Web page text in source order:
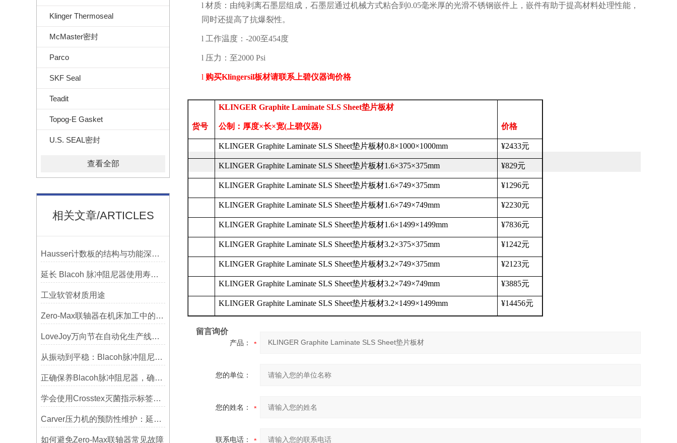
Klinger Thermoseal
McMaster密封
Parco
SKF Seal
Teadit
Topog-E Gasket
U.S. SEAL密封
查看全部
相关文章/ARTICLES
Hausser计数板的结构与功能深度解析
延长 Blacoh 脉冲阻尼器使用寿命的维护技巧大公开
工业软管材质用途
Zero-Max联轴器在机床加工中的应用及精度保证方法
LoveJoy万向节在自动化生产线中的核心作用
从振动到平稳：Blacoh脉冲阻尼器在泵系统中的应用
正确保养Blacoh脉冲阻尼器，确保长期稳定运行
学会使用Crosstex灭菌指示标签提高无菌保证水平
Carver压力机的预防性维护：延长使用寿命的技巧
如何避免Zero-Max联轴器常见故障
l 材质：由纯剥离石墨层组成，石墨层通过机械方式粘合到 0.05毫米厚的光滑不锈钢嵌件上，嵌件有助于提高材料处理性能，
同时还提高了抗爆裂性。
l 工作温度： -200至454度
l 压力：至2000 Psi
l 购买Klingersil板材请联系上碧仪器询价格
货号
KLINGER Graphite Laminate SLS Sheet垫片板材
公制：厚度×长×宽( 上碧仪器) 价格
KLINGER Graphite Laminate SLS Sheet垫片板材0.8×1000×1000mm ¥2433元
KLINGER Graphite Laminate SLS Sheet垫片板材1.6×375×375mm ¥829元
KLINGER Graphite Laminate SLS Sheet垫片板材1.6×749×375mm ¥1296元
KLINGER Graphite Laminate SLS Sheet垫片板材1.6×749×749mm ¥2230元
KLINGER Graphite Laminate SLS Sheet垫片板材1.6×1499×1499mm ¥7836元
KLINGER Graphite Laminate SLS Sheet垫片板材3.2×375×375mm ¥1242元
KLINGER Graphite Laminate SLS Sheet垫片板材3.2×749×375mm ¥2123元
KLINGER Graphite Laminate SLS Sheet垫片板材3.2×749×749mm ¥3885元
KLINGER Graphite Laminate SLS Sheet垫片板材3.2×1499×1499mm ¥14456元
留言询价
产品：
您的单位：
您的姓名：
联系电话：